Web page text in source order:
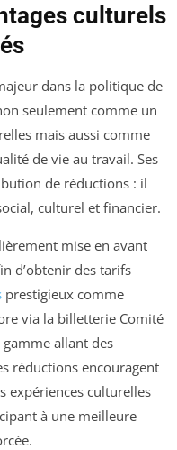
culturels
dans la politique de
seulement comme un
mais aussi comme
de vie au travail. Ses
de réductions : il
culturel et financier.
mise en avant
d’obtenir des tarifs
prestigieux comme
via la billetterie Comité
gamme allant des
réductions encouragent
expériences culturelles
à une meilleure